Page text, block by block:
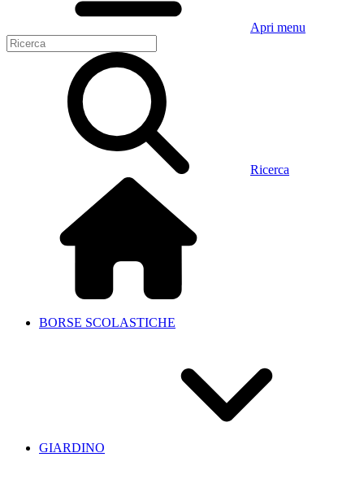
Apri menu
Ricerca
BORSE SCOLASTICHE
GIARDINO